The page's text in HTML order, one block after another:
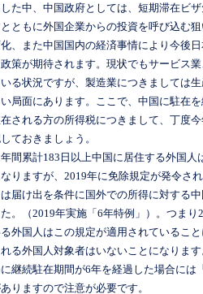
た中、中国政府としては、短期滞在ビ
ともに外国企業からの投資を呼び込む
、また中国国内の経済事情により今後
策が期待されます。現状でもサービス
る状況ですが、製造業につきましては
局面にあります。ここで、中国に駐在
される方の所得税につきまして、丁度
ておきましょう。
間累計183日以上中国に居住する外国人
りますが、2019年に免除規定が発令さ
届け出を条件に国外での所得に対する
。（2019年実施「6年特例」）。つま
外国人はこの規定が適用されているこ
る外国人対象者はいないことになりま
継続駐在期間が6年を経過した場合には
りますので注意が必要です。